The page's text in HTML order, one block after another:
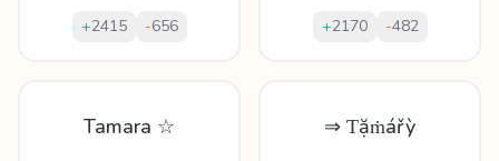
+2415 -656 +2170 -482
Tamara ☆ ⇒ Ƭặṁářỳ